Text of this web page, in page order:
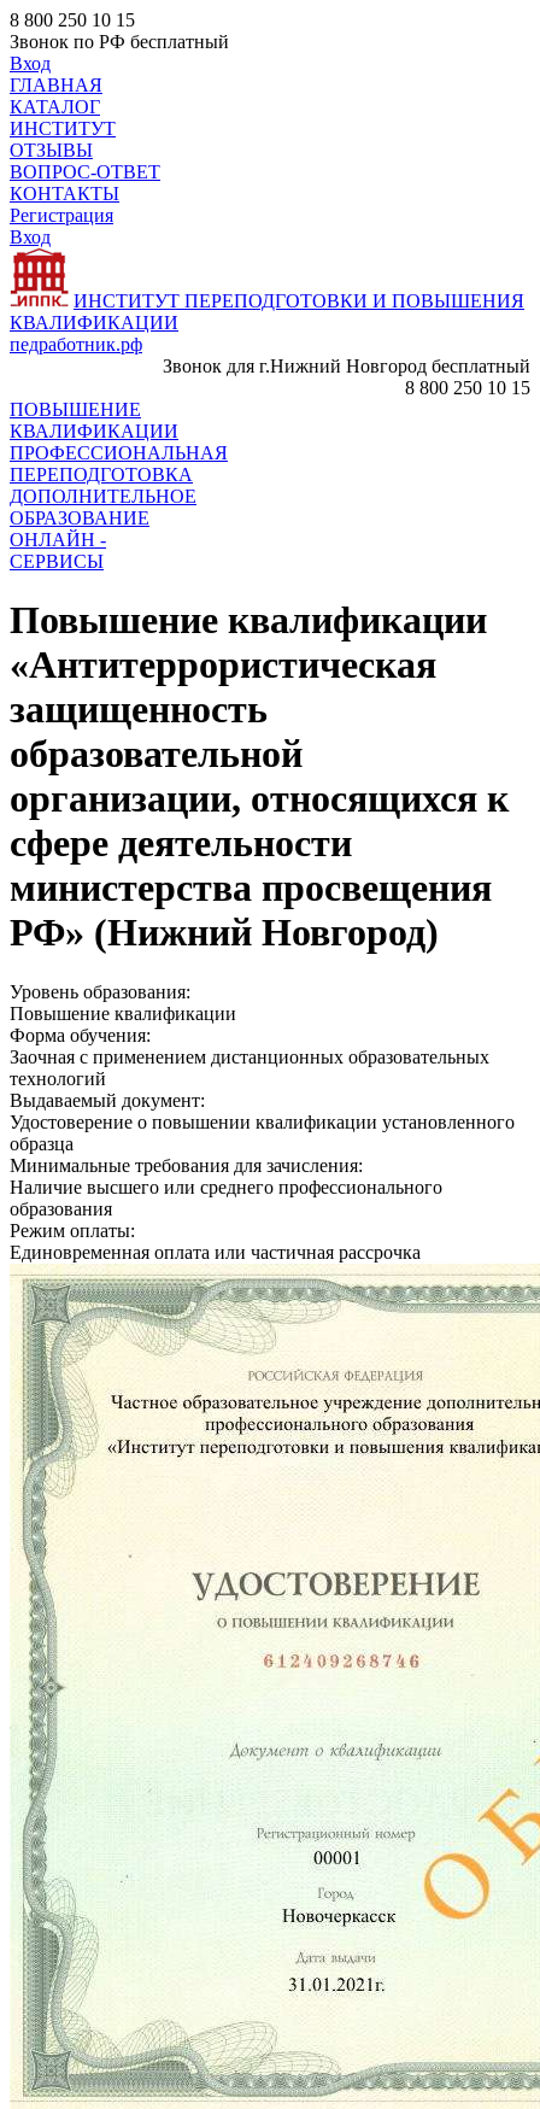
8 800 250 10 15
Звонок по РФ бесплатный
Вход
ГЛАВНАЯ
КАТАЛОГ
ИНСТИТУТ
ОТЗЫВЫ
ВОПРОС-ОТВЕТ
КОНТАКТЫ
Регистрация
Вход
ИНСТИТУТ ПЕРЕПОДГОТОВКИ И ПОВЫШЕНИЯ
КВАЛИФИКАЦИИ
педработник.рф
Звонок для г.Нижний Новгород бесплатный
8 800 250 10 15
ПОВЫШЕНИЕ
КВАЛИФИКАЦИИ
ПРОФЕССИОНАЛЬНАЯ
ПЕРЕПОДГОТОВКА
ДОПОЛНИТЕЛЬНОЕ
ОБРАЗОВАНИЕ
ОНЛАЙН -
СЕРВИСЫ
Повышение квалификации
«Антитеррористическая
защищенность
образовательной
организации, относящихся к
сфере деятельности
министерства просвещения
РФ» (Нижний Новгород)
Уровень образования:
Повышение квалификации
Форма обучения:
Заочная с применением дистанционных образовательных
технологий
Выдаваемый документ:
Удостоверение о повышении квалификации установленного
образца
Минимальные требования для зачисления:
Наличие высшего или среднего профессионального
образования
Режим оплаты:
Единовременная оплата или частичная рассрочка